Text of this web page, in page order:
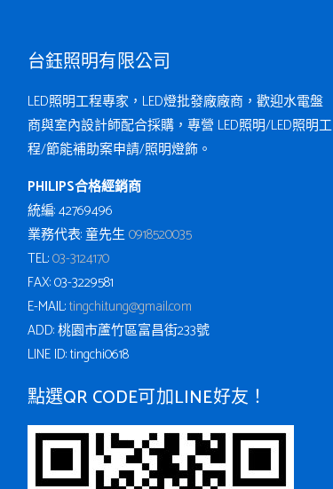
台鈺照明有限公司
LED照明工程專家，LED燈批發廠廠商，歡迎水電盤
商與室內設計師配合採購，專營 LED照明/LED照明工
程/節能補助案申請/照明燈飾。
PHILIPS合格經銷商
統編: 42769496
業務代表: 童先生0918520035
TEL:03-3124170
FAX: 03-3229581
E-MAIL:tingchi.tung@gmail.com
ADD: 桃園市蘆竹區富昌街233號
LINE ID: tingchi0618
點選QR CODE可加LINE好友！